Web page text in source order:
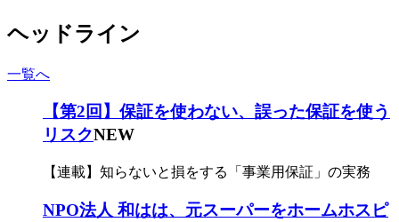
ヘッドライン
一覧へ
【第2回】保証を使わない、誤った保証を使う
リスクNEW
【連載】知らないと損をする「事業用保証」の実務
NPO法人 和はは、元スーパーをホームホスピ